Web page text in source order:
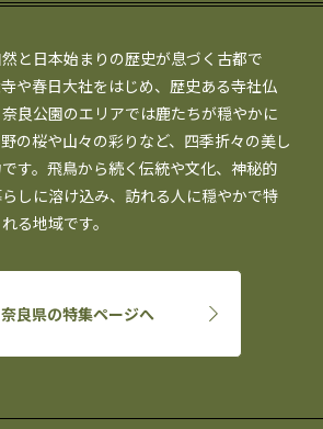
と日本始まりの歴史が息づく古都で
や春日大社をはじめ、歴史ある寺社仏
良公園のエリアでは鹿たちが穏やかに
の桜や山々の彩りなど、四季折々の美し
す。飛鳥から続く伝統や文化、神秘的
しに溶け込み、訪れる人に穏やかで特
る地域です。
奈良県の特集ページへ